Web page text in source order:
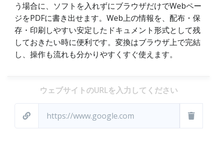
う場合に、ソフトを入れずにブラウザだけでWebペー
ジをPDFに書き出せます。Web上の情報を、配布・保
存・印刷しやすい安定したドキュメント形式として残
しておきたい時に便利です。変換はブラウザ上で完結
し、操作も流れも分かりやすくすぐ使えます。
ウェブサイトのURLを入力してください